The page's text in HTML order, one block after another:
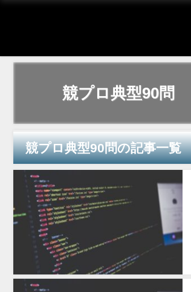
競プロ典型90問
競プロ典型90問の記事一覧